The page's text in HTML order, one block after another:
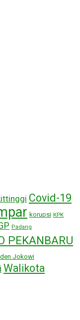
Covid-19
korupsi KPK
Padang
PEKANBARU
Jokowi
Walikota